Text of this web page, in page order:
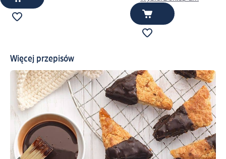
Więcej przepisów